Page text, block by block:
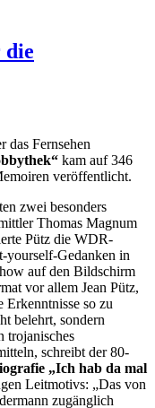
die
das Fernsehen
kam auf 346
veröffentlicht.
zwei besonders
Thomas Magnum
Pütz die WDR-
yourself-Gedanken in
auf den Bildschirm
vor allem Jean Pütz,
Erkenntnisse so zu
belehrt, sondern
trojanisches
schreibt der 80-
„Ich hab da mal
Leitmotivs: „Das von
zugänglich